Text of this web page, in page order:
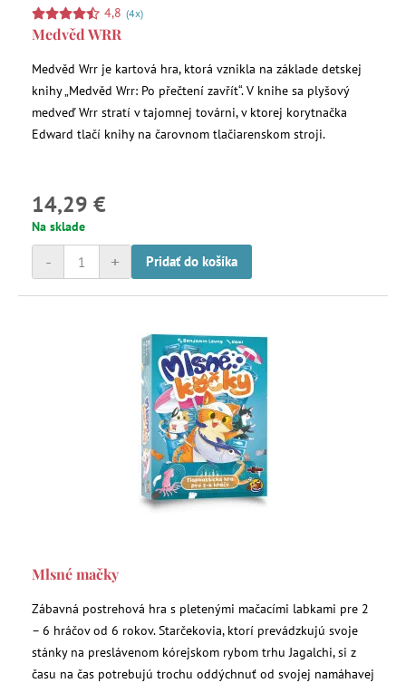
4,8 (4x)
Medvěd WRR
Medvěd Wrr je kartová hra, ktorá vznikla na základe detskej
knihy „Medvěd Wrr: Po přečtení zavřít“. ​​​​​​​V knihe sa plyšový
medveď Wrr stratí v tajomnej továrni, v ktorej korytnačka
Edward tlačí knihy na čarovnom tlačiarenskom stroji.
14,29 €
Na sklade
+
- Pridať do košíka
Mlsné mačky
Zábavná postrehová hra s pletenými mačacími labkami pre 2
– 6 hráčov od 6 rokov. Starčekovia, ktorí prevádzkujú svoje
stánky na preslávenom kórejskom rybom trhu Jagalchi, si z
času na čas potrebujú trochu oddýchnuť od svojej namáhavej